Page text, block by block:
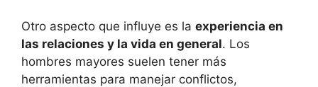
Otro aspecto que influye es la experiencia en
las relaciones y la vida en general. Los
hombres mayores suelen tener más
herramientas para manejar conflictos,